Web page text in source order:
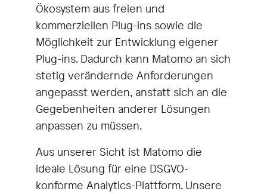
Ökosystem aus freien und
kommerziellen Plug-ins sowie die
Möglichkeit zur Entwicklung eigener
Plug-ins. Dadurch kann Matomo an sich
stetig verändernde Anforderungen
angepasst werden, anstatt sich an die
Gegebenheiten anderer Lösungen
anpassen zu müssen.
Aus unserer Sicht ist Matomo die
ideale Lösung für eine DSGVO-
konforme Analytics-Plattform. Unsere